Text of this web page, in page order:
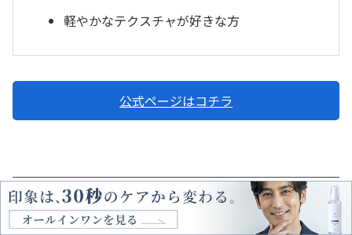
軽やかなテクスチャが好きな方
公式ページはコチラ
無印良品／MUJI 薬用BBクリーム